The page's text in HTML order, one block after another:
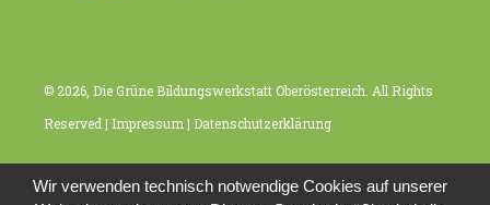
© 2026, Die Grüne Bildungswerkstatt Oberösterreich. All Rights
Reserved | Impressum | Datenschutzerklärung
Wir verwenden technisch notwendige Cookies auf unserer